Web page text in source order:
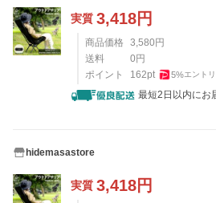
実質 3,418円
商品価格 3,580 円
送料
0 円
ポイント
162pt 5%エント
最短2日以内にお
hidemasastore
実質 3,418円